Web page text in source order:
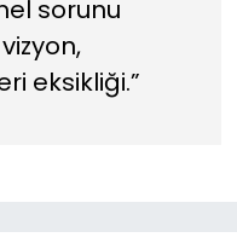
sorunu
eksikliği.”